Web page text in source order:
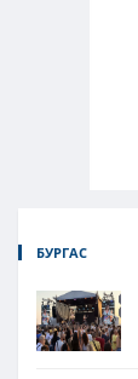
БУРГАС